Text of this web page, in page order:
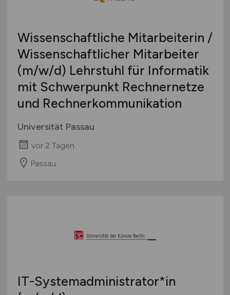
Wissenschaftliche Mitarbeiterin /
Wissenschaftlicher Mitarbeiter
(m/w/d) Lehrstuhl für Informatik
mit Schwerpunkt Rechnernetze
und Rechnerkommunikation
Universität Passau
vor 2 Tagen
Passau
IT-Systemadministrator*in